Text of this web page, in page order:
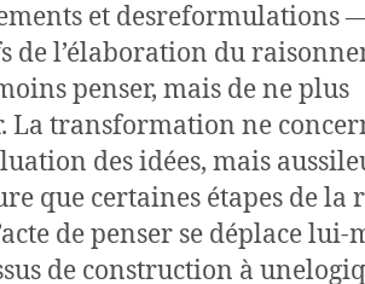
et desreformulations
de l’élaboration du
penser, mais de ne plus
La transformation ne
des idées, mais
que certaines étapes de la
de penser se déplace lui-
de construction à